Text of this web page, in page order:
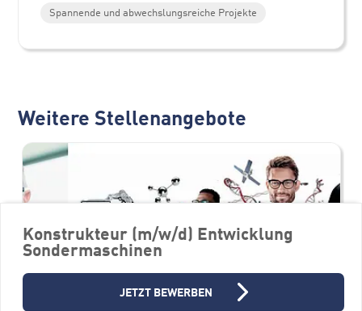
Konstrukteur (m/w/d) Entwicklung
Sondermaschinen
JETZT BEWERBEN
Spannende und abwechslungsreiche Projekte
Weitere Stellenangebote